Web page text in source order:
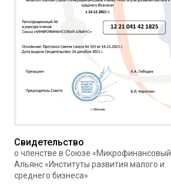
Свидетельство
о членстве в Союзе «Микрофинансовый
Альянс «Институты развития малого и
среднего бизнеса»